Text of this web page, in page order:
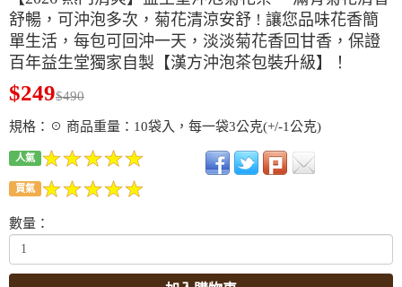
舒暢，可沖泡多次，菊花清涼安舒 ! 讓您品味花香簡
單生活，每包可回沖一天，淡淡菊花香回甘香，保證
百年益生堂獨家自製【漢方沖泡茶包裝升級】！
$249$490
規格：☉ 商品重量：10袋入，每一袋3公克(+/-1公克)
人氣
買氣
數量：